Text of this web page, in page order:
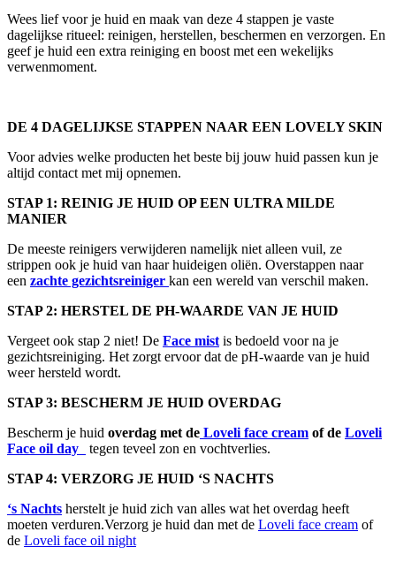
Wees lief voor je huid en maak van deze 4 stappen je vaste
dagelijkse ritueel: reinigen, herstellen, beschermen en verzorgen. En
geef je huid een extra reiniging en boost met een wekelijks
verwenmoment.
DE 4 DAGELIJKSE STAPPEN NAAR EEN LOVELY SKIN
Voor advies welke producten het beste bij jouw huid passen kun je
altijd contact met mij opnemen.
STAP 1: REINIG JE HUID OP EEN ULTRA MILDE
MANIER
De meeste reinigers verwijderen namelijk niet alleen vuil, ze
strippen ook je huid van haar huideigen oliën. Overstappen naar
een zachte gezichtsreiniger kan een wereld van verschil maken.
STAP 2: HERSTEL DE PH-WAARDE VAN JE HUID
Vergeet ook stap 2 niet! De Face mist is bedoeld voor na je
gezichtsreiniging. Het zorgt ervoor dat de pH-waarde van je huid
weer hersteld wordt.
STAP 3: BESCHERM JE HUID OVERDAG
Bescherm je huid overdag met de Loveli face cream of de Loveli
Face oil day
tegen teveel zon en vochtverlies.
STAP 4: VERZORG JE HUID ‘S NACHTS
‘s Nachts herstelt je huid zich van alles wat het overdag heeft
moeten verduren.Verzorg je huid dan met de Loveli face cream of
de Loveli face oil night